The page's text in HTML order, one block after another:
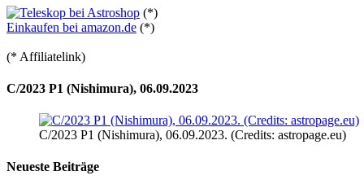
(*)
Einkaufen bei amazon.de (*)
(* Affiliatelink)
C/2023 P1 (Nishimura), 06.09.2023
C/2023 P1 (Nishimura), 06.09.2023. (Credits: astropage.eu)
Neueste Beiträge